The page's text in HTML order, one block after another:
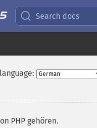
Search docs
PHP gehören.